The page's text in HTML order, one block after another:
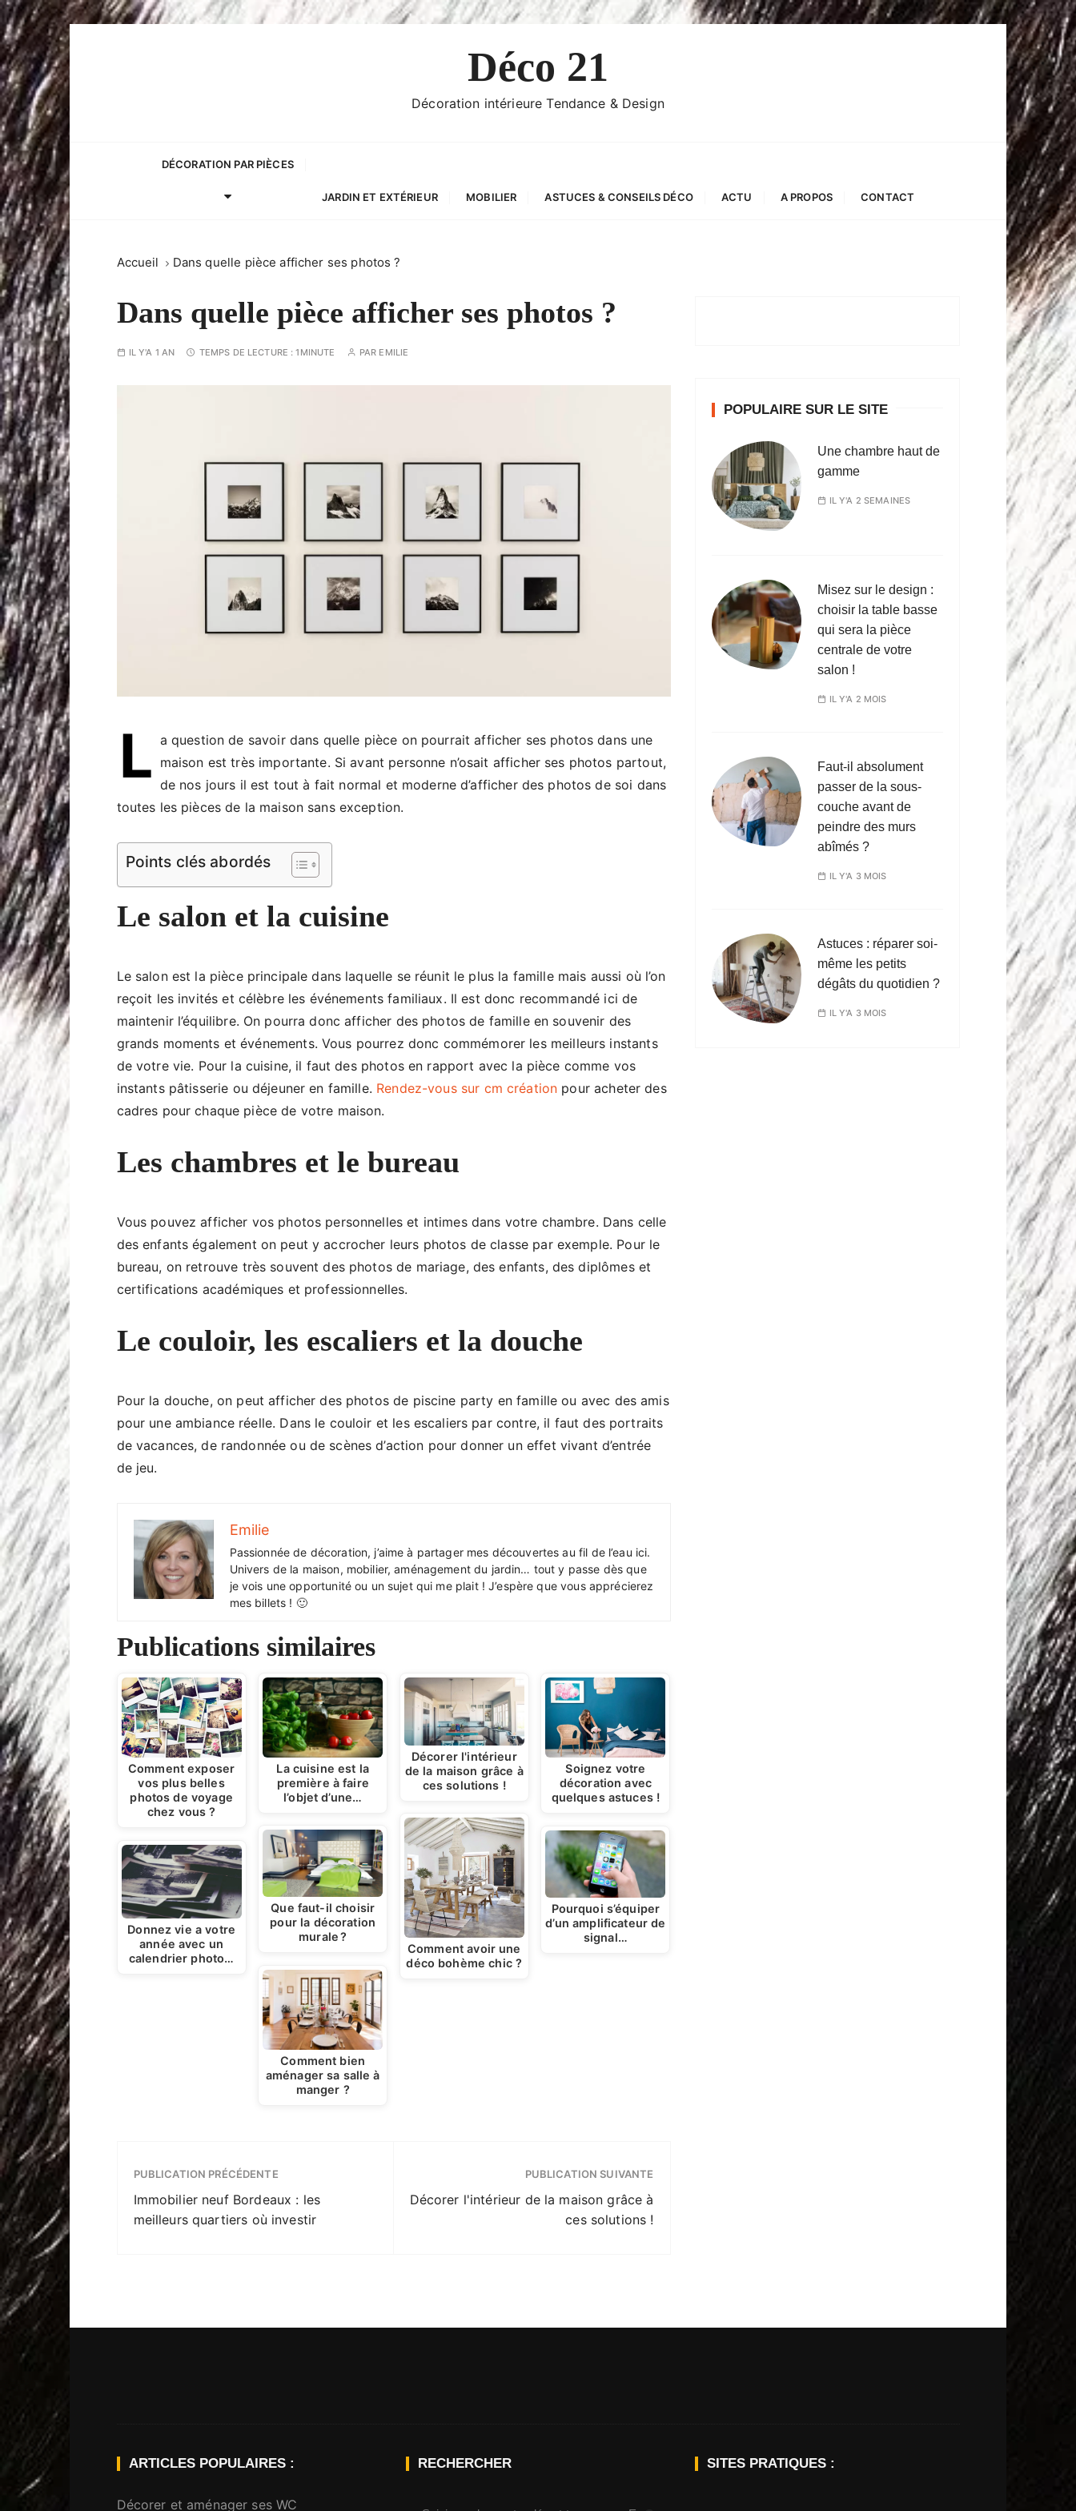
P
a
s
r
u
c
o
n
t
e
n
u
Déco 21
Décoration intérieure Tendance & Design
DÉCORATION PAR PIÈCES
JARDIN ET EXTÉRIEUR MOBILIER ASTUCES & CONSEILS DÉCO ACTU A PROPOS CONTACT
Accueil Dans quelle pièce afficher ses photos ?
Dans quelle pièce afficher ses photos ?
IL Y'A 1 AN TEMPS DE LECTURE :1MINUTE PAR EMILIE
L a question de savoir dans quelle pièce on pourrait afficher ses photos dans une
maison est très importante. Si avant personne n’osait afficher ses photos partout,
de nos jours il est tout à fait normal et moderne d’afficher des photos de soi dans
toutes les pièces de la maison sans exception.
Points clés abordés
Le salon et la cuisine
Le salon est la pièce principale dans laquelle se réunit le plus la famille mais aussi où l’on
reçoit les invités et célèbre les événements familiaux. Il est donc recommandé ici de
maintenir l’équilibre. On pourra donc afficher des photos de famille en souvenir des
grands moments et événements. Vous pourrez donc commémorer les meilleurs instants
de votre vie. Pour la cuisine, il faut des photos en rapport avec la pièce comme vos
instants pâtisserie ou déjeuner en famille. Rendez-vous sur cm création pour acheter des
cadres pour chaque pièce de votre maison.
Les chambres et le bureau
Vous pouvez afficher vos photos personnelles et intimes dans votre chambre. Dans celle
des enfants également on peut y accrocher leurs photos de classe par exemple. Pour le
bureau, on retrouve très souvent des photos de mariage, des enfants, des diplômes et
certifications académiques et professionnelles.
Le couloir, les escaliers et la douche
Pour la douche, on peut afficher des photos de piscine party en famille ou avec des amis
pour une ambiance réelle. Dans le couloir et les escaliers par contre, il faut des portraits
de vacances, de randonnée ou de scènes d’action pour donner un effet vivant d’entrée
de jeu.
Emilie
Passionnée de décoration, j’aime à partager mes découvertes au fil de l’eau ici.
Univers de la maison, mobilier, aménagement du jardin… tout y passe dès que
je vois une opportunité ou un sujet qui me plait ! J’espère que vous apprécierez
mes billets ! 🙂
Publications similaires
Comment exposer
vos plus belles
photos de voyage
chez vous ?
Donnez vie a votre
année avec un
calendrier photo…
La cuisine est la
première à faire
l’objet d’une…
Que faut-il choisir
pour la décoration
murale ?
Comment bien
aménager sa salle à
manger ?
Décorer l'intérieur
de la maison grâce à
ces solutions !
Comment avoir une
déco bohème chic ?
Soignez votre
décoration avec
quelques astuces !
Pourquoi s’équiper
d’un amplificateur de
signal…
PUBLICATION PRÉCÉDENTE
Immobilier neuf Bordeaux : les
meilleurs quartiers où investir
PUBLICATION SUIVANTE
Décorer l'intérieur de la maison grâce à
ces solutions !
POPULAIRE SUR LE SITE
Une chambre haut de
gamme
IL Y'A 2 SEMAINES
Misez sur le design :
choisir la table basse
qui sera la pièce
centrale de votre
salon !
IL Y'A 2 MOIS
Faut-il absolument
passer de la sous-
couche avant de
peindre des murs
abîmés ?
IL Y'A 3 MOIS
Astuces : réparer soi-
même les petits
dégâts du quotidien ?
IL Y'A 3 MOIS
ARTICLES POPULAIRES :
Décorer et aménager ses WC
RECHERCHER SITES PRATIQUES :